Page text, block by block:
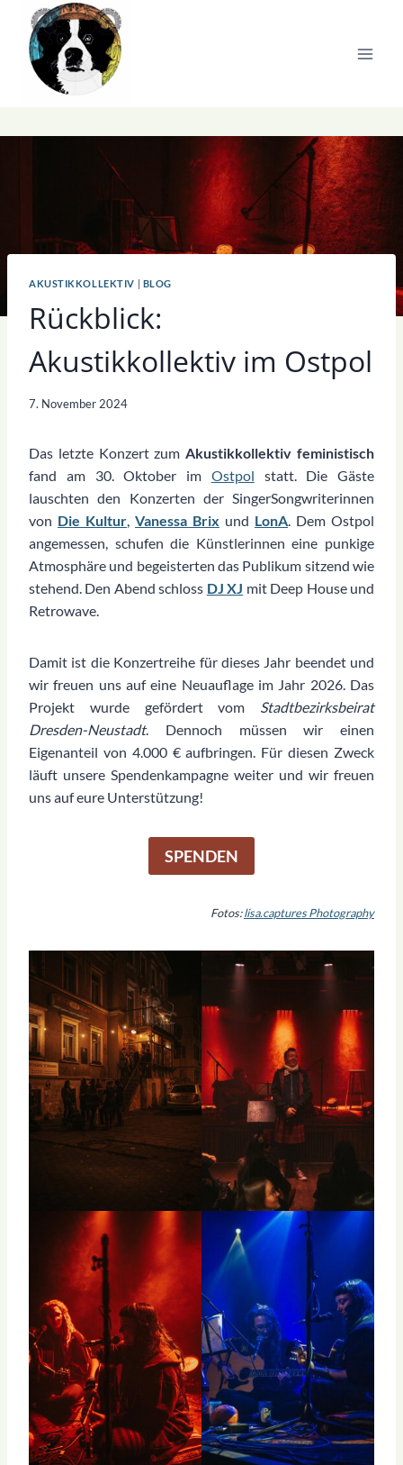
Inhalt
springen
AKUSTIKKOLLEKTIV BLOG
Rückblick:
Akustikkollektiv im Ostpol
7. November 2024
Das letzte Konzert zum Akustikkollektiv feministisch
fand am 30. Oktober im Ostpol statt. Die Gäste
lauschten den Konzerten der SingerSongwriterinnen
von Die Kultur Vanessa Brix und LonA . Dem Ostpol
angemessen, schufen die Künstlerinnen eine punkige
Atmosphäre und begeisterten das Publikum sitzend wie
stehend. Den Abend schloss DJ XJ mit Deep House und
Retrowave.
Damit ist die Konzertreihe für dieses Jahr beendet und
wir freuen uns auf eine Neuauflage im Jahr 2026. Das
Projekt wurde gefördert vom Stadtbezirksbeirat
Dresden-Neustadt. Dennoch müssen wir einen
Eigenanteil von 4.000 € aufbringen. Für diesen Zweck
läuft unsere Spendenkampagne weiter und wir freuen
uns auf eure Unterstützung!
SPENDEN
Fotos:lisa.captures Photography